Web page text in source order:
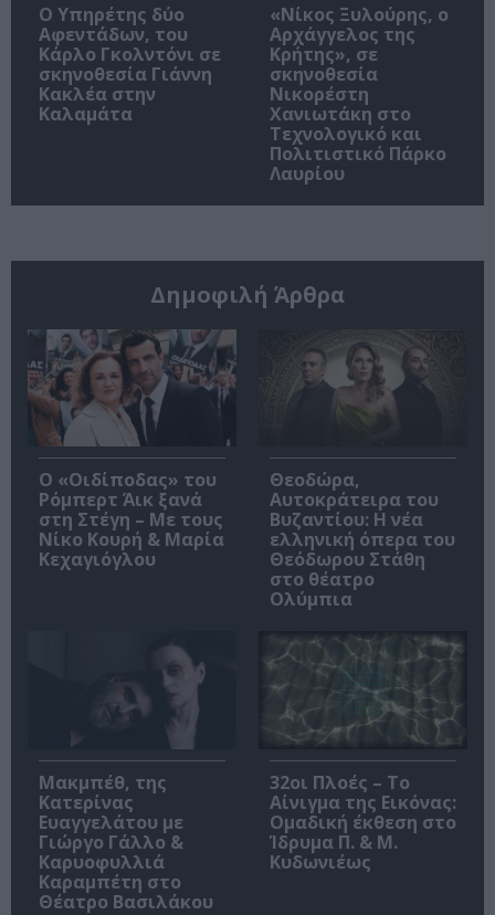
Ο Υπηρέτης δύο
Αφεντάδων, του
Κάρλο Γκολντόνι σε
σκηνοθεσία Γιάννη
Κακλέα στην
Καλαμάτα
«Νίκος Ξυλούρης, ο
Αρχάγγελος της
Κρήτης», σε
σκηνοθεσία
Νικορέστη
Χανιωτάκη στο
Τεχνολογικό και
Πολιτιστικό Πάρκο
Λαυρίου
Δημοφιλή Άρθρα
O «Οιδίποδας» του
Ρόμπερτ Άικ ξανά
στη Στέγη – Με τους
Νίκο Κουρή & Μαρία
Κεχαγιόγλου
Θεοδώρα,
Αυτοκράτειρα του
Βυζαντίου: Η νέα
ελληνική όπερα του
Θεόδωρου Στάθη
στο θέατρο
Ολύμπια
Μακμπέθ, της
Κατερίνας
Ευαγγελάτου με
Γιώργο Γάλλο &
Καρυοφυλλιά
Καραμπέτη στο
Θέατρο Βασιλάκου
32οι Πλοές – Το
Αίνιγμα της Εικόνας:
Ομαδική έκθεση στο
Ίδρυμα Π. & Μ.
Κυδωνιέως